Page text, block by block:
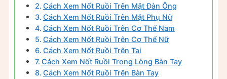
Cách Xem Nốt Ruồi Trên Mặt Đàn Ông
Cách Xem Nốt Ruồi Trên Mặt Phụ Nữ
Cách Xem Nốt Ruồi Trên Cơ Thể Nam
Cách Xem Nốt Ruồi Trên Cơ Thể Nữ
Cách Xem Nốt Ruồi Trên Tai
Cách Xem Nốt Ruồi Trong Lòng Bàn Tay
Cách Xem Nốt Ruồi Trên Bàn Tay